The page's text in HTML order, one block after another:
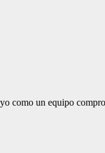
como un equipo